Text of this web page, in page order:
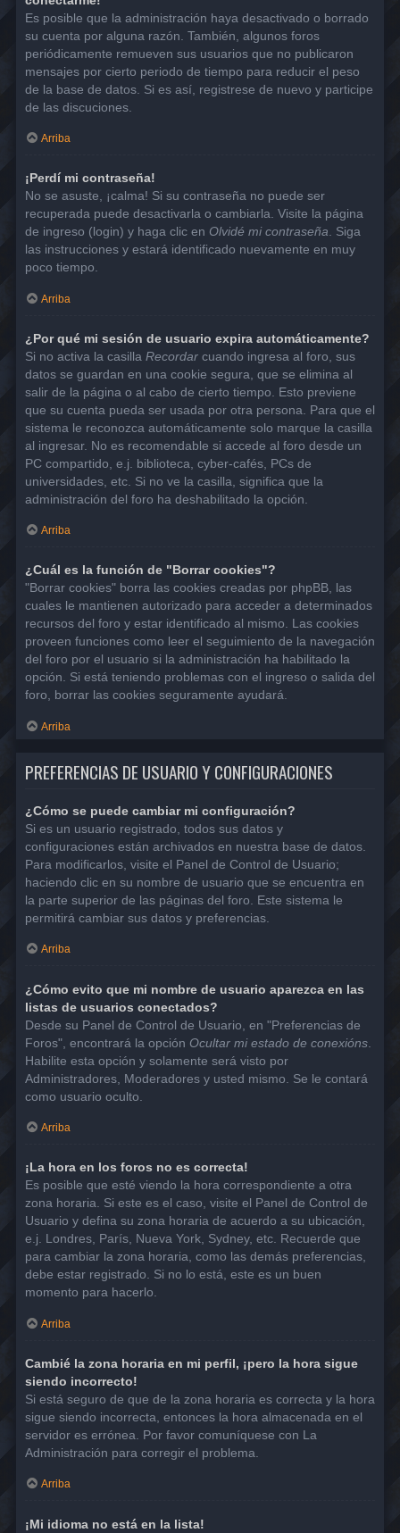
Es posible que la administración haya desactivado o borrado
su cuenta por alguna razón. También, algunos foros
periódicamente remueven sus usuarios que no publicaron
mensajes por cierto periodo de tiempo para reducir el peso
de la base de datos. Si es así, registrese de nuevo y participe
de las discuciones.
Arriba
¡Perdí mi contraseña!
No se asuste, ¡calma! Si su contraseña no puede ser
recuperada puede desactivarla o cambiarla. Visite la página
de ingreso (login) y haga clic en Olvidé mi contraseña. Siga
las instrucciones y estará identificado nuevamente en muy
poco tiempo.
Arriba
¿Por qué mi sesión de usuario expira automáticamente?
Si no activa la casilla Recordar cuando ingresa al foro, sus
datos se guardan en una cookie segura, que se elimina al
salir de la página o al cabo de cierto tiempo. Esto previene
que su cuenta pueda ser usada por otra persona. Para que el
sistema le reconozca automáticamente solo marque la casilla
al ingresar. No es recomendable si accede al foro desde un
PC compartido, e.j. biblioteca, cyber-cafés, PCs de
universidades, etc. Si no ve la casilla, significa que la
administración del foro ha deshabilitado la opción.
Arriba
¿Cuál es la función de "Borrar cookies"?
"Borrar cookies" borra las cookies creadas por phpBB, las
cuales le mantienen autorizado para acceder a determinados
recursos del foro y estar identificado al mismo. Las cookies
proveen funciones como leer el seguimiento de la navegación
del foro por el usuario si la administración ha habilitado la
opción. Si está teniendo problemas con el ingreso o salida del
foro, borrar las cookies seguramente ayudará.
Arriba
PREFERENCIAS DE USUARIO Y CONFIGURACIONES
¿Cómo se puede cambiar mi configuración?
Si es un usuario registrado, todos sus datos y
configuraciones están archivados en nuestra base de datos.
Para modificarlos, visite el Panel de Control de Usuario;
haciendo clic en su nombre de usuario que se encuentra en
la parte superior de las páginas del foro. Este sistema le
permitirá cambiar sus datos y preferencias.
Arriba
¿Cómo evito que mi nombre de usuario aparezca en las
listas de usuarios conectados?
Desde su Panel de Control de Usuario, en "Preferencias de
Foros", encontrará la opción Ocultar mi estado de conexións
Habilite esta opción y solamente será visto por
Administradores, Moderadores y usted mismo. Se le contará
como usuario oculto.
Arriba
¡La hora en los foros no es correcta!
Es posible que esté viendo la hora correspondiente a otra
zona horaria. Si este es el caso, visite el Panel de Control de
Usuario y defina su zona horaria de acuerdo a su ubicación,
e.j. Londres, París, Nueva York, Sydney, etc. Recuerde que
para cambiar la zona horaria, como las demás preferencias,
debe estar registrado. Si no lo está, este es un buen
momento para hacerlo.
Arriba
Cambié la zona horaria en mi perfil, ¡pero la hora sigue
siendo incorrecto!
Si está seguro de que de la zona horaria es correcta y la hora
sigue siendo incorrecta, entonces la hora almacenada en el
servidor es errónea. Por favor comuníquese con La
Administración para corregir el problema.
Arriba
¡Mi idioma no está en la lista!